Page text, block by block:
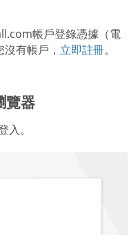
帳戶登錄憑據（電
有帳戶， 立即註冊。
覽器
。